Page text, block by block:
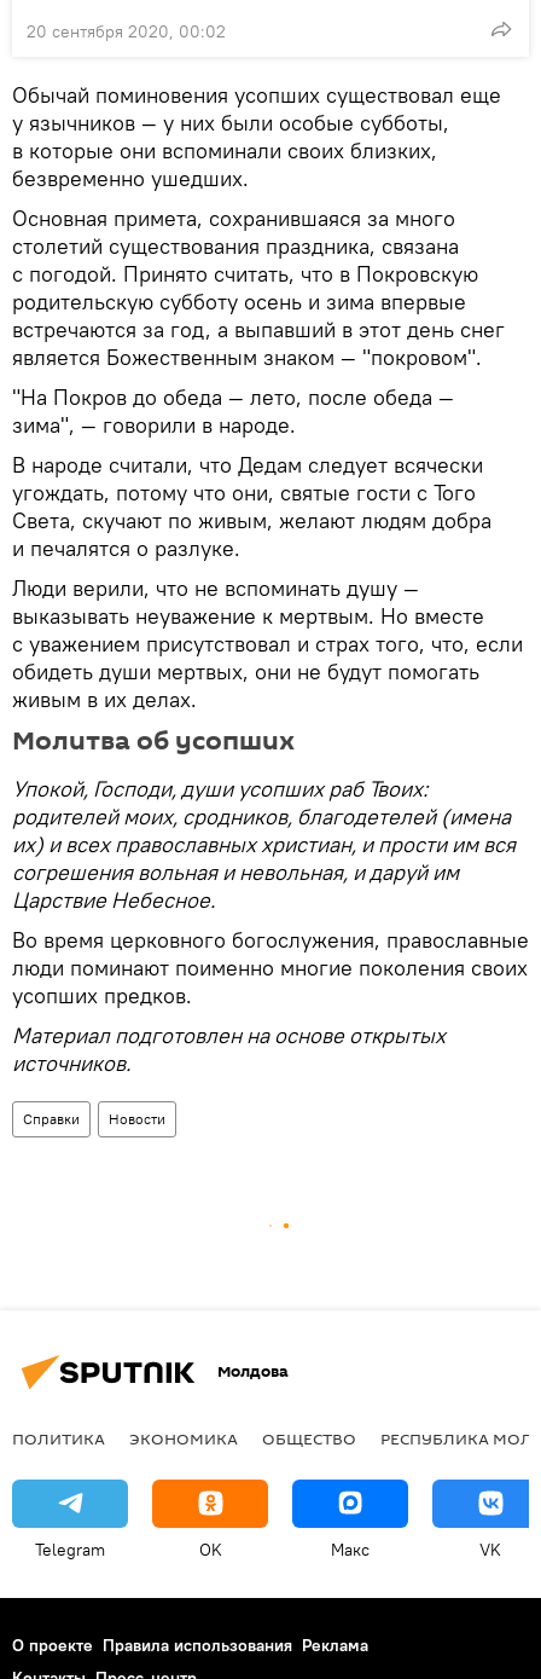
20 сентября 2020, 00:02
Обычай поминовения усопших существовал еще
у язычников — у них были особые субботы,
в которые они вспоминали своих близких,
безвременно ушедших.
Основная примета, сохранившаяся за много
столетий существования праздника, связана
с погодой. Принято считать, что в Покровскую
родительскую субботу осень и зима впервые
встречаются за год, а выпавший в этот день снег
является Божественным знаком — "покровом".
"На Покров до обеда — лето, после обеда —
зима", — говорили в народе.
В народе считали, что Дедам следует всячески
угождать, потому что они, святые гости с Того
Света, скучают по живым, желают людям добра
и печалятся о разлуке.
Люди верили, что не вспоминать душу —
выказывать неуважение к мертвым. Но вместе
с уважением присутствовал и страх того, что, если
обидеть души мертвых, они не будут помогать
живым в их делах.
Молитва об усопших
Упокой, Господи, души усопших раб Твоих:
родителей моих, сродников, благодетелей (имена
их) и всех православных христиан, и прости им вся
согрешения вольная и невольная, и даруй им
Царствие Небесное.
Во время церковного богослужения, православные
люди поминают поименно многие поколения своих
усопших предков.
Материал подготовлен на основе открытых
источников.
Справки Новости
Молдова
ПОЛИТИКА ЭКОНОМИКА ОБЩЕСТВО РЕСПУБЛИКА
Telegram OK Макс VK
О проекте Правила использования Реклама